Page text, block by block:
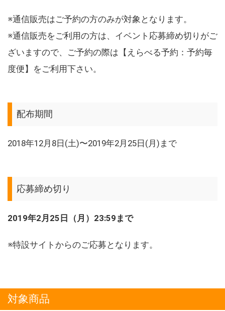
※通信販売はご予約の方のみが対象となります。
※通信販売をご利用の方は、イベント応募締め切りがご
ざいますので、ご予約の際は【えらべる予約：予約毎
度便】をご利用下さい。
配布期間
2018年12月8日(土)〜2019年2月25日(月)まで
応募締め切り
2019年2月25日（月）23:59まで
※特設サイトからのご応募となります。
対象商品